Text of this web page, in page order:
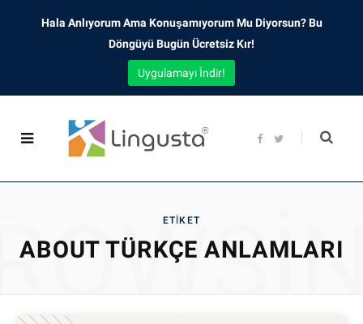
F
b
t
ETIKET
ABOUT TÜRKÇE ANLAMLARI
Hala Anlıyorum Ama Konuşamıyorum Mu Diyorsun? Bu
Döngüyü Bugün Ücretsiz Kır!
Uygulamayı İndir!